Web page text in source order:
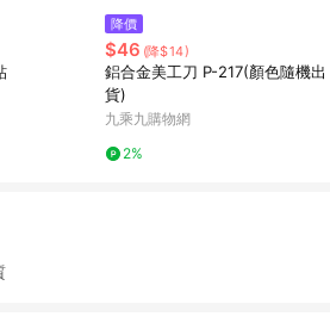
降價
$46 (降$14)
鋁合金美工刀 P-217(顏色隨機出
貨)
九乘九購物網
2%